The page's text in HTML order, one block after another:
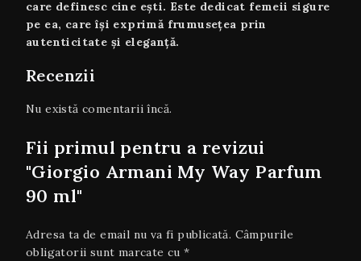
care definesc cine ești. Este dedicat femeii sigure
pe ea, care își exprimă frumusețea prin
autenticitate și eleganță.
Recenzii
Nu există comentarii încă.
Fii primul pentru a revizui
"Giorgio Armani My Way Parfum
90 ml"
Adresa ta de email nu va fi publicată. Câmpurile
obligatorii sunt marcate cu*